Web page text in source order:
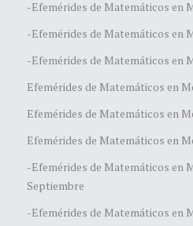
-Efemérides de Matemáticos en
-Efemérides de Matemáticos en
-Efemérides de Matemáticos en
Efemérides de Matemáticos en
Efemérides de Matemáticos en
Efemérides de Matemáticos en
-Efemérides de Matemáticos en
Septiembre
-Efemérides de Matemáticos en